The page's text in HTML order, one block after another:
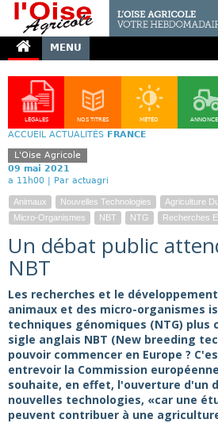
MENU
LÉGALES NOS TITRES MÉTÉO
ACCUEIL ACTUALITÉS FRANCE
L'Oise Agricole
09 mai 2021
a 11h00 | Par actuagri
Animaux Nouvelles Technologies Agriculture
Micro-Organismes
NBT NTG Recherches
Un débat public
NBT
Les recherches et le
animaux et des micro-organismes
techniques génomiques (NTG) plus
sigle anglais NBT (New breeding
pouvoir commencer en Europe ?
entrevoir la Commission
souhaite, en effet, l'ouverture d'un
nouvelles technologies, «car une
peuvent contribuer à une